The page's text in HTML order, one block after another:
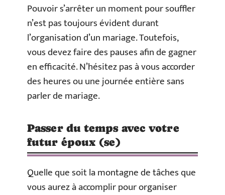
Pouvoir s’arrêter un moment pour souffler
n’est pas toujours évident durant
l’organisation d’un mariage. Toutefois,
vous devez faire des pauses afin de gagner
en efficacité. N’hésitez pas à vous accorder
des heures ou une journée entière sans
parler de mariage.
Passer du temps avec votre
futur époux (se)
Quelle que soit la montagne de tâches que
vous aurez à accomplir pour organiser